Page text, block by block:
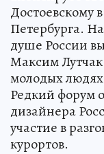
Достоевскому
Петербурга.
душе России
Максим Лутчак
молодых
Редкий форум
дизайнера
участие в
курортов.